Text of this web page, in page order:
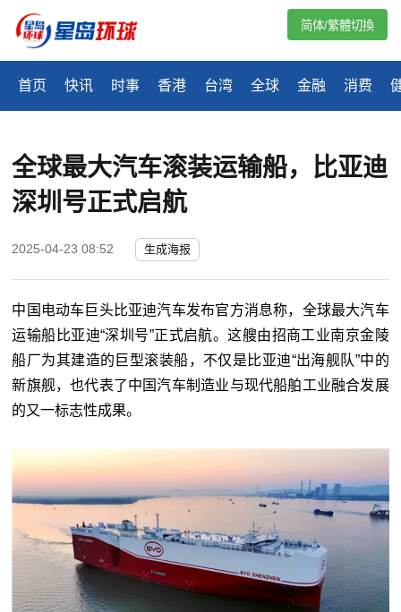
首页 快讯 时事 香港 台湾 全球 金融 消费
简体/繁體切換
全球最大汽车滚装运输船，比亚迪
深圳号正式启航
2025-04-23 08:52 生成海报
中国电动车巨头比亚迪汽车发布官方消息称，全球最大汽车
运输船比亚迪“深圳号”正式启航。这艘由招商工业南京金陵
船厂为其建造的巨型滚装船，不仅是比亚迪“出海舰队”中的
新旗舰，也代表了中国汽车制造业与现代船舶工业融合发展
的又一标志性成果。